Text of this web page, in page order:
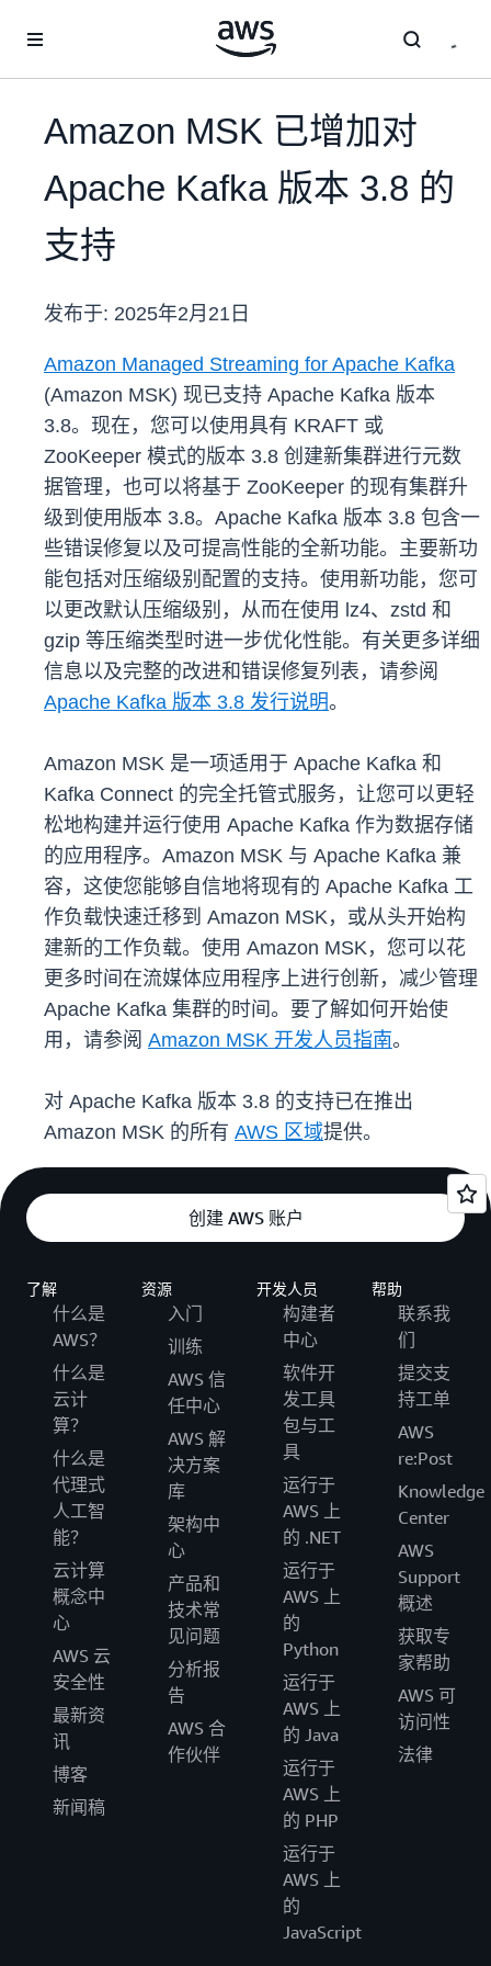
Amazon MSK 已增加对
Apache Kafka 版本 3.8 的
支持
发布于: 2025年2月21日
Amazon Managed Streaming for Apache Kafka
(Amazon MSK) 现已支持 Apache Kafka 版本
3.8。现在，您可以使用具有 KRAFT 或
ZooKeeper 模式的版本 3.8 创建新集群进行元数
据管理，也可以将基于 ZooKeeper 的现有集群升
级到使用版本 3.8。Apache Kafka 版本 3.8 包含一
些错误修复以及可提高性能的全新功能。主要新功
能包括对压缩级别配置的支持。使用新功能，您可
以更改默认压缩级别，从而在使用 lz4、zstd 和
gzip 等压缩类型时进一步优化性能。有关更多详细
信息以及完整的改进和错误修复列表，请参阅
Apache Kafka 版本 3.8 发行说明。
Amazon MSK 是一项适用于 Apache Kafka 和
Kafka Connect 的完全托管式服务，让您可以更轻
松地构建并运行使用 Apache Kafka 作为数据存储
的应用程序。Amazon MSK 与 Apache Kafka 兼
容，这使您能够自信地将现有的 Apache Kafka 工
作负载快速迁移到 Amazon MSK，或从头开始构
建新的工作负载。使用 Amazon MSK，您可以花
更多时间在流媒体应用程序上进行创新，减少管理
Apache Kafka 集群的时间。要了解如何开始使
用，请参阅 Amazon MSK 开发人员指南。
对 Apache Kafka 版本 3.8 的支持已在推出
Amazon MSK 的所有 AWS 区域提供。
创建 AWS 账户
了解
什么是
AWS？
什么是
云计
算？
什么是
代理式
人工智
能？
云计算
概念中
心
AWS 云
安全性
最新资
讯
博客
新闻稿
资源
入门
训练
AWS 信
任中心
AWS 解
决方案
库
架构中
心
产品和
技术常
见问题
分析报
告
AWS 合
作伙伴
开发人员
构建者
中心
软件开
发工具
包与工
具
运行于
AWS 上
的 .NET
运行于
AWS 上
的
Python
运行于
AWS 上
的 Java
运行于
AWS 上
的 PHP
运行于
AWS 上
的
JavaScript
帮助
联系我
们
提交支
持工单
AWS
re:Post
Knowledge
Center
AWS
Support
概述
获取专
家帮助
AWS 可
访问性
法律